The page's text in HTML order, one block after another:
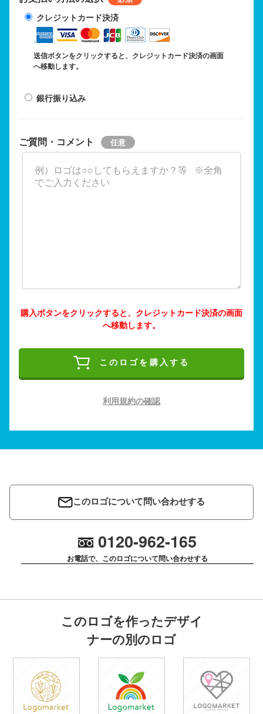
クレジットカード決済
送信ボタンをクリックすると、クレジットカード決済の画面
へ移動します。
銀行振り込み
ご質問・コメント
購入ボタンをクリックすると、クレジットカード決済の画面
へ移動します。
このロゴを購入する
利用規約の確認
このロゴについて問い合わせする
0120-962-165
お電話で、このロゴについて問い合わせする
このロゴを作ったデザイ
ナーの別のロゴ